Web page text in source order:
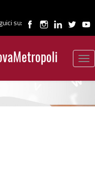
su: